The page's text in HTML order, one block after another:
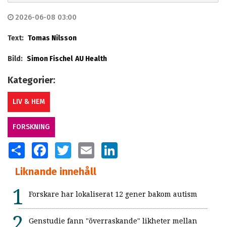
2026-06-08 03:00
Text: Tomas Nilsson
Bild: Simon Fischel AU Health
Kategorier:
LIV & HEM
FORSKNING
SHARE FACEBOOKTWITTER EMAIL
Liknande innehåll
Forskare har lokaliserat 12 gener bakom autism
Genstudie fann "överraskande" likheter mellan